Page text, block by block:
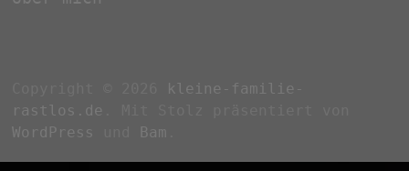
kleine-familie-
rastlos.de
WordPress
Bam